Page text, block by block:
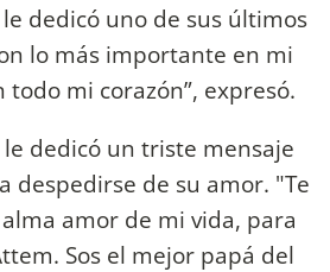
dedicó uno de sus últimos
lo más importante en mi
todo mi corazón”, expresó.
dedicó un triste mensaje
despedirse de su amor. "Te
amor de mi vida, para
Sos el mejor papá del